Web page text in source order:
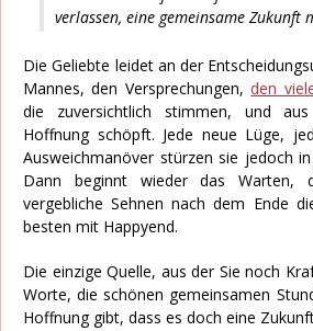
verlassen, eine gemeinsame Zukunft
Die Geliebte leidet an der
Mannes, den Versprechungen,den
die zuversichtlich stimmen, und
Hoffnung schöpft. Jede neue Lüge,
Ausweichmanöver stürzen sie jedoch
Dann beginnt wieder das Warten,
vergebliche Sehnen nach dem Ende
besten mit Happyend.
Die einzige Quelle, aus der Sie noch
Worte, die schönen gemeinsamen
Hoffnung gibt, dass es doch eine